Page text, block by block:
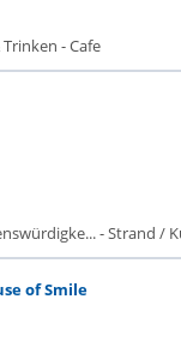
Trinken - Cafe
- Strand /
of Smile